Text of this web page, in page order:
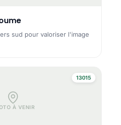
sud pour valoriser l'image
À VENIR
13015